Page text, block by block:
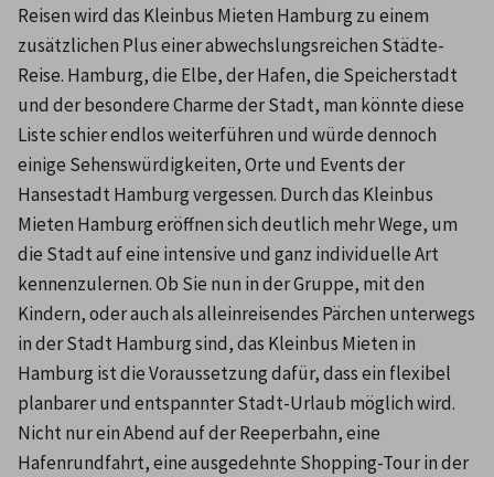
Reisen wird das Kleinbus Mieten Hamburg zu einem
zusätzlichen Plus einer abwechslungsreichen Städte-
Reise. Hamburg, die Elbe, der Hafen, die Speicherstadt
und der besondere Charme der Stadt, man könnte diese
Liste schier endlos weiterführen und würde dennoch
einige Sehenswürdigkeiten, Orte und Events der
Hansestadt Hamburg vergessen. Durch das Kleinbus
Mieten Hamburg eröffnen sich deutlich mehr Wege, um
die Stadt auf eine intensive und ganz individuelle Art
kennenzulernen. Ob Sie nun in der Gruppe, mit den
Kindern, oder auch als alleinreisendes Pärchen unterwegs
in der Stadt Hamburg sind, das Kleinbus Mieten in
Hamburg ist die Voraussetzung dafür, dass ein flexibel
planbarer und entspannter Stadt-Urlaub möglich wird.
Nicht nur ein Abend auf der Reeperbahn, eine
Hafenrundfahrt, eine ausgedehnte Shopping-Tour in der